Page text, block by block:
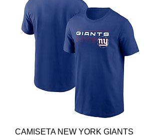
CAMISETA NEW YORK GIANTS